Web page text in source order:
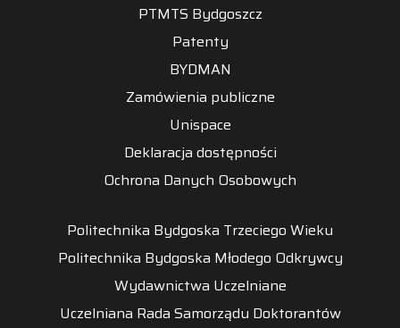
PTMTS Bydgoszcz
Patenty
BYDMAN
Zamówienia publiczne
Unispace
Deklaracja dostępności
Ochrona Danych Osobowych
Politechnika Bydgoska Trzeciego Wieku
Politechnika Bydgoska Młodego Odkrywcy
Wydawnictwa Uczelniane
Uczelniana Rada Samorządu Doktorantów